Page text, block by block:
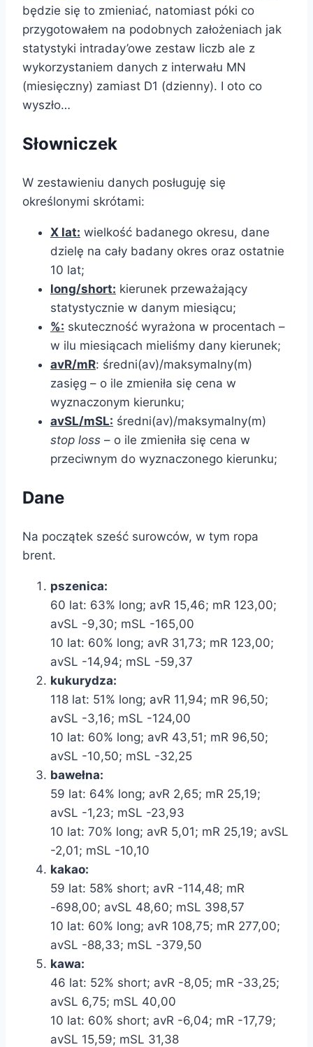
będzie się to zmieniać, natomiast póki co
przygotowałem na podobnych założeniach jak
statystyki intraday’owe zestaw liczb ale z
wykorzystaniem danych z interwału MN
(miesięczny) zamiast D1 (dzienny). I oto co
wyszło…
Słowniczek
W zestawieniu danych posługuję się
określonymi skrótami:
X lat: wielkość badanego okresu, dane
dzielę na cały badany okres oraz ostatnie
10 lat;
long/short: kierunek przeważający
statystycznie w danym miesiącu;
%: skuteczność wyrażona w procentach –
w ilu miesiącach mieliśmy dany kierunek;
avR/mR: średni(av)/maksymalny(m)
zasięg – o ile zmieniła się cena w
wyznaczonym kierunku;
avSL/mSL: średni(av)/maksymalny(m)
stop loss – o ile zmieniła się cena w
przeciwnym do wyznaczonego kierunku;
Dane
Na początek sześć surowców, w tym ropa
brent.
pszenica:
60 lat: 63% long; avR 15,46; mR 123,00;
avSL -9,30; mSL -165,00
10 lat: 60% long; avR 31,73; mR 123,00;
avSL -14,94; mSL -59,37
kukurydza:
118 lat: 51% long; avR 11,94; mR 96,50;
avSL -3,16; mSL -124,00
10 lat: 60% long; avR 43,51; mR 96,50;
avSL -10,50; mSL -32,25
bawełna:
59 lat: 64% long; avR 2,65; mR 25,19;
avSL -1,23; mSL -23,93
10 lat: 70% long; avR 5,01; mR 25,19; avSL
-2,01; mSL -10,10
kakao:
59 lat: 58% short; avR -114,48; mR
-698,00; avSL 48,60; mSL 398,57
10 lat: 60% long; avR 108,75; mR 277,00;
avSL -88,33; mSL -379,50
kawa:
46 lat: 52% short; avR -8,05; mR -33,25;
avSL 6,75; mSL 40,00
10 lat: 60% short; avR -6,04; mR -17,79;
avSL 15,59; mSL 31,38